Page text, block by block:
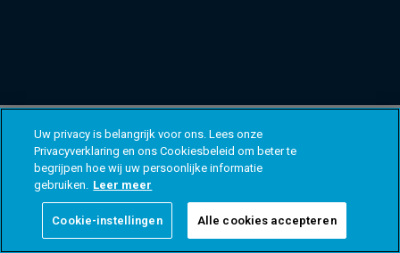
Uw privacy is belangrijk voor ons. Lees onze
Privacyverklaring en ons Cookiesbeleid om beter te
begrijpen hoe wij uw persoonlijke informatie
gebruiken. Leer meer
Cookie-instellingen Alle cookies accepteren